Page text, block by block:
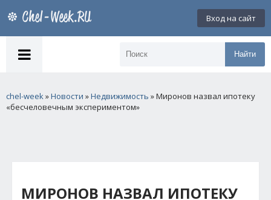
Вход на сайт
Найти
chel-week»Новости »Недвижимость » Миронов назвал ипотеку
«бесчеловечным экспериментом»
МИРОНОВ НАЗВАЛ ИПОТЕКУ